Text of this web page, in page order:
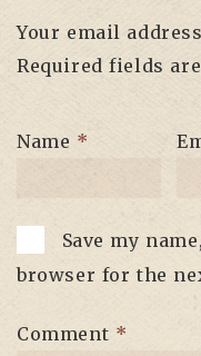
Your email
Required fields
Name *
Save my
browser for the
Comment *